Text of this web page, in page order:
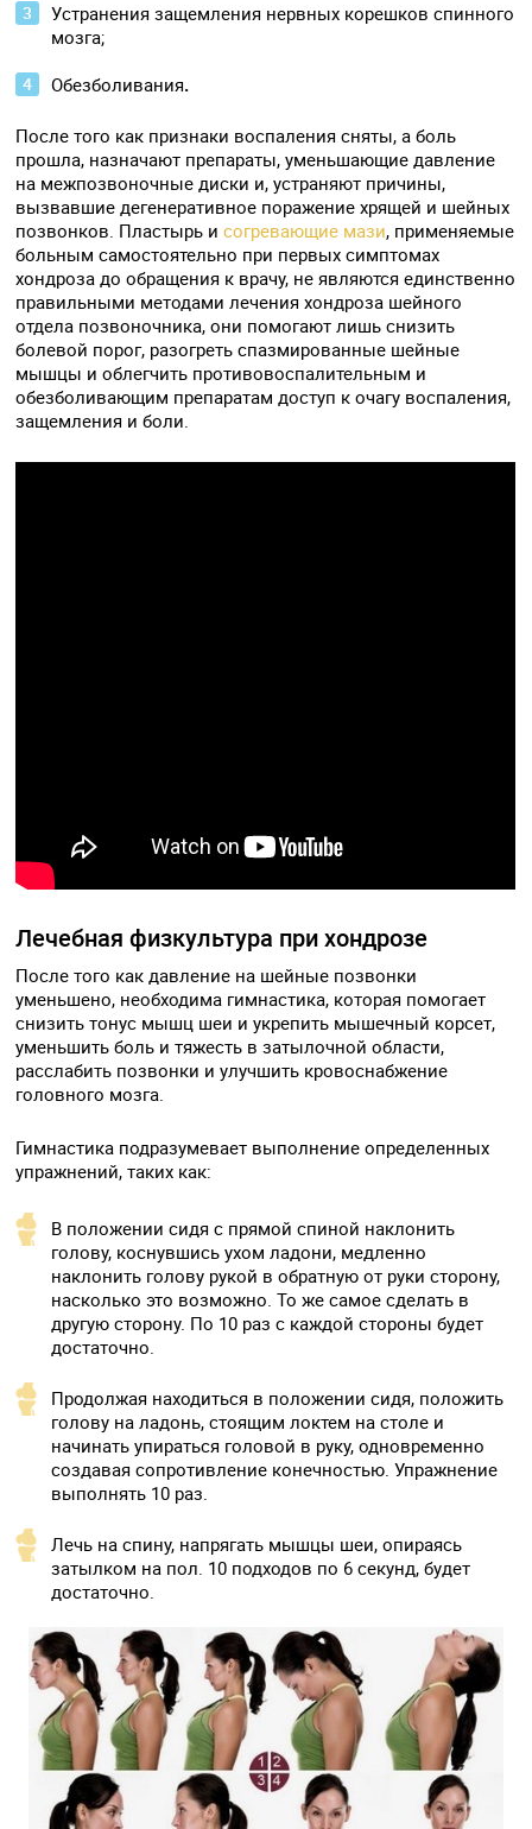
Устранения защемления нервных корешков спинного
мозга;
Обезболивания.
После того как признаки воспаления сняты, а боль
прошла, назначают препараты, уменьшающие давление
на межпозвоночные диски и, устраняют причины,
вызвавшие дегенеративное поражение хрящей и шейных
позвонков. Пластырь исогревающие мази, применяемые
больным самостоятельно при первых симптомах
хондроза до обращения к врачу, не являются единственно
правильными методами лечения хондроза шейного
отдела позвоночника, они помогают лишь снизить
болевой порог, разогреть спазмированные шейные
мышцы и облегчить противовоспалительным и
обезболивающим препаратам доступ к очагу воспаления,
защемления и боли.
Лечебная физкультура при хондрозе
После того как давление на шейные позвонки
уменьшено, необходима гимнастика, которая помогает
снизить тонус мышц шеи и укрепить мышечный корсет,
уменьшить боль и тяжесть в затылочной области,
расслабить позвонки и улучшить кровоснабжение
головного мозга.
Гимнастика подразумевает выполнение определенных
упражнений, таких как:
В положении сидя с прямой спиной наклонить
голову, коснувшись ухом ладони, медленно
наклонить голову рукой в обратную от руки сторону,
насколько это возможно. То же самое сделать в
другую сторону. По 10 раз с каждой стороны будет
достаточно.
Продолжая находиться в положении сидя, положить
голову на ладонь, стоящим локтем на столе и
начинать упираться головой в руку, одновременно
создавая сопротивление конечностью. Упражнение
выполнять 10 раз.
Лечь на спину, напрягать мышцы шеи, опираясь
затылком на пол. 10 подходов по 6 секунд, будет
достаточно.